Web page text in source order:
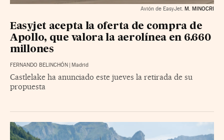
Avión de EasyJet. M. MINOCRI
Easyjet acepta la oferta de compra de
Apollo, que valora la aerolínea en 6.660
millones
FERNANDO BELINCHÓN | Madrid
Castlelake ha anunciado este jueves la retirada de su
propuesta